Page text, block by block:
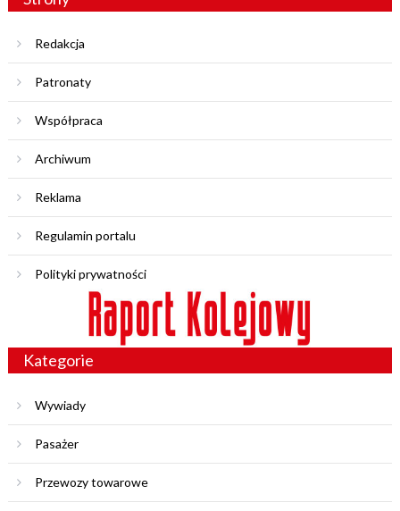
Redakcja
Patronaty
Współpraca
Archiwum
Reklama
Regulamin portalu
Polityki prywatności
Kategorie
Wywiady
Pasażer
Przewozy towarowe